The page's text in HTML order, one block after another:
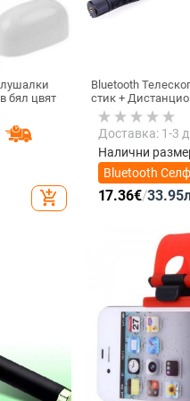
TWS I7S с Powerbank в бял цвят
add_shopping_cart
Bluetooth
стик +
снимане,
IOS - Черен
Доставка: 1-3
Налични
Bluetooth
стик +
Дистанционно
17.36€/33.95